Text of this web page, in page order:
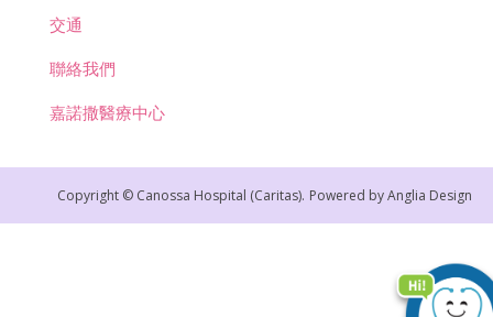
交通
聯絡我們
嘉諾撒醫療中心
Copyright © Canossa Hospital (Caritas). Powered byAnglia Design